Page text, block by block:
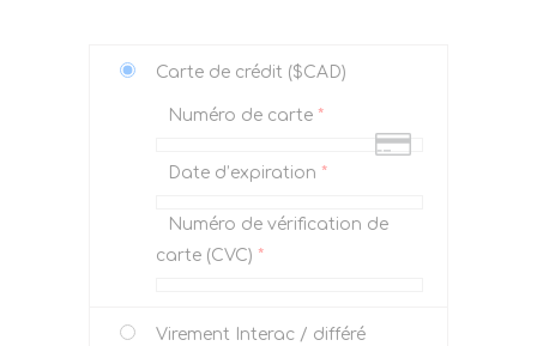
Carte de crédit ($CAD)
Numéro de carte *
Date d’expiration *
Numéro de vérification de
carte (CVC) *
Virement Interac / différé